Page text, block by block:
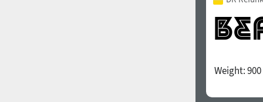
Weight:900